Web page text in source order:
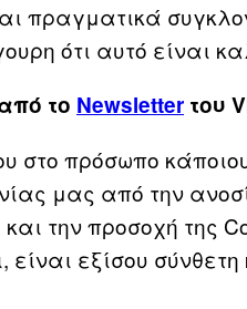
πραγματικά
ότι αυτό είναι
το Newsletter του
στο πρόσωπο
μας από την
την προσοχή της
εξίσου σύνθετη